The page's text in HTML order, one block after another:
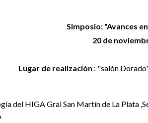
Simposio: "Avances
20 de
Lugar de realización : "salón
del HIGA Gral San Martín de La Plata